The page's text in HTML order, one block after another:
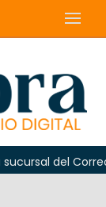
del Correo